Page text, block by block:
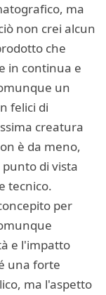
ma
non crei alcun
che
in continua e
un
felici di
creatura
è da meno,
di vista
tecnico.
per
e l'impatto
una forte
ma l'aspetto